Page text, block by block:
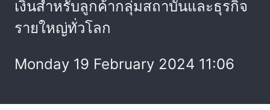
เงินสำหรับลูกค้ากลุ่มสถาบันและธุรกิจ
รายใหญ่ทั่วโลก
Monday 19 February 2024 11:06